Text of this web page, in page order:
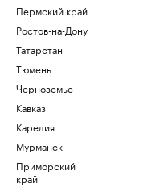
Пермский край
Ростов-на-Дону
Татарстан
Тюмень
Черноземье
Кавказ
Карелия
Мурманск
Приморский
край